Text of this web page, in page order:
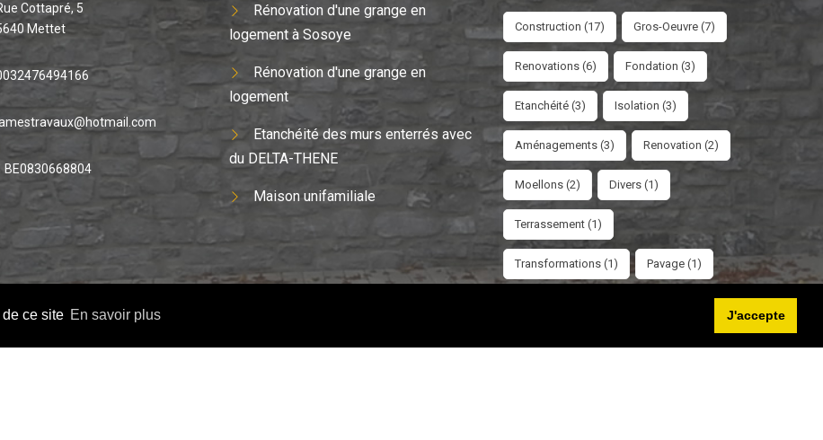
ce site En savoir plus J'accepte
Cottapré, 5
Mettet
BE0830668804
Rénovation d'une grange en
logement à Sosoye
Rénovation d'une grange en
logement
Etanchéité des murs enterrés avec
du DELTA-THENE
Maison unifamiliale
Construction (17) Gros-Oeuvre (7)
Renovations (6) Fondation (3)
Etanchéité (3) Isolation (3)
Aménagements (3) Renovation (2)
Moellons (2) Divers (1)
Terrassement (1)
Transformations (1) Pavage (1)